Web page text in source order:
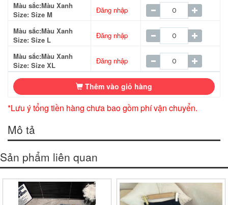
Màu sắc:Màu Xanh
Size: Size M
Đăng nhập
Màu sắc:Màu Xanh
Size: Size L
Đăng nhập
Màu sắc:Màu Xanh
Size: Size XL
Đăng nhập
Thêm vào giỏ hàng
*Lưu ý tổng tiền hàng chưa bao gồm phí vận chuyển.
Mô tả
Sản phẩm liên quan